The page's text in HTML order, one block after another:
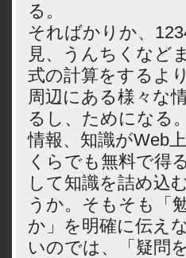
る。
そればかりか、
見、うんちくなど
式の計算をするよ
周辺にある様々な
るし、ためになる。
情報、知識がWeb
くらでも無料で得
して知識を詰め込
うか。そもそも「
か」を明確に伝え
いのでは、「疑問